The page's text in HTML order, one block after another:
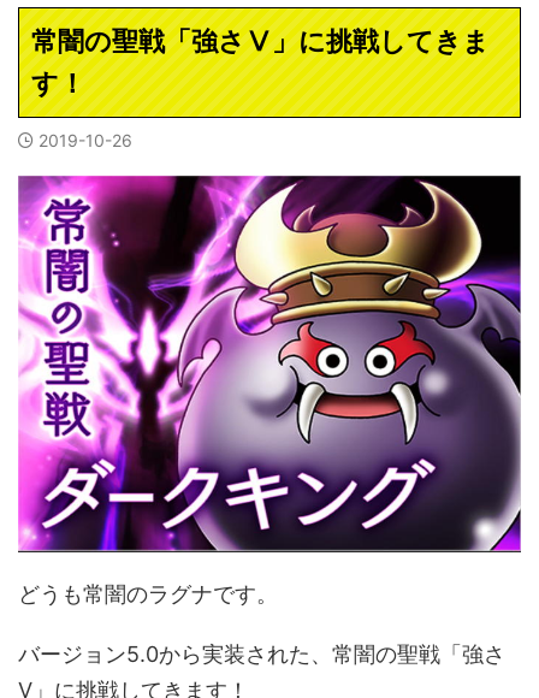
常闇の聖戦「強さⅤ」に挑戦してきま
す！
2019-10-26
どうも常闇のラグナです。
バージョン5.0から実装された、常闇の聖戦「強さ
Ⅴ」に挑戦してきます！